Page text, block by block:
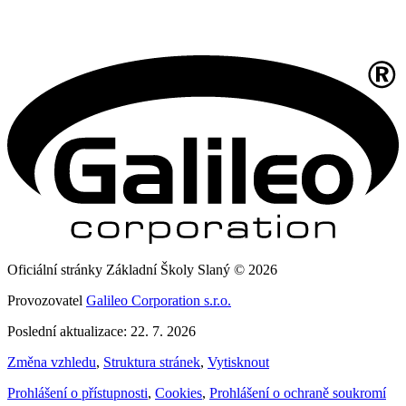
Oficiální stránky Základní Školy Slaný © 2026
Provozovatel Galileo Corporation s.r.o.
Poslední aktualizace: 22. 7. 2026
Změna vzhledu, Struktura stránek, Vytisknout
Prohlášení o přístupnosti, Cookies, Prohlášení o ochraně soukromí